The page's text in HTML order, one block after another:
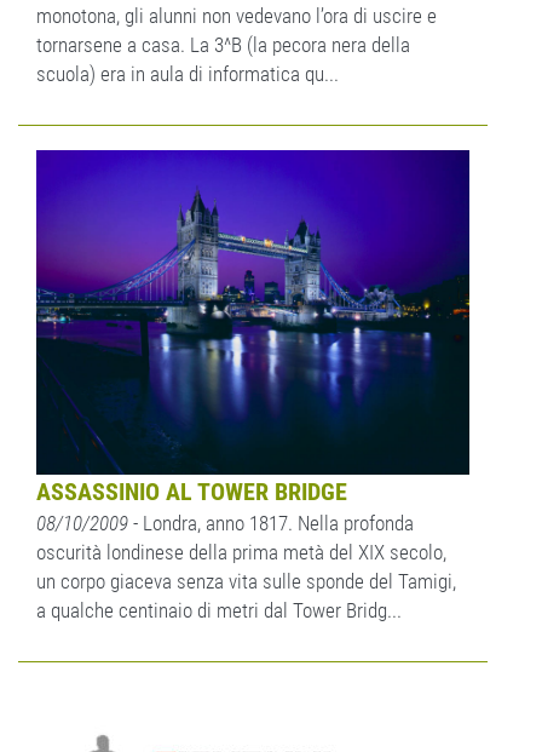
monotona, gli alunni non vedevano l’ora di uscire e
tornarsene a casa. La 3^B (la pecora nera della
scuola) era in aula di informatica qu...
ASSASSINIO AL TOWER BRIDGE
08/10/2009 - Londra, anno 1817. Nella profonda
oscurità londinese della prima metà del XIX secolo,
un corpo giaceva senza vita sulle sponde del Tamigi,
a qualche centinaio di metri dal Tower Bridg...